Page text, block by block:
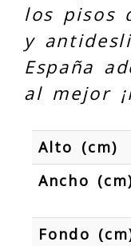
los pisos
y
España
al mejor
Alto (cm)
Ancho
Fondo